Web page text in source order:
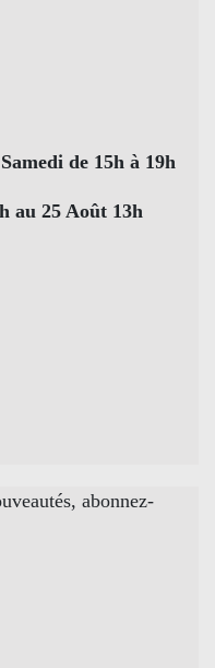
de 15h à 19h
au 25 Août 13h
abonnez-